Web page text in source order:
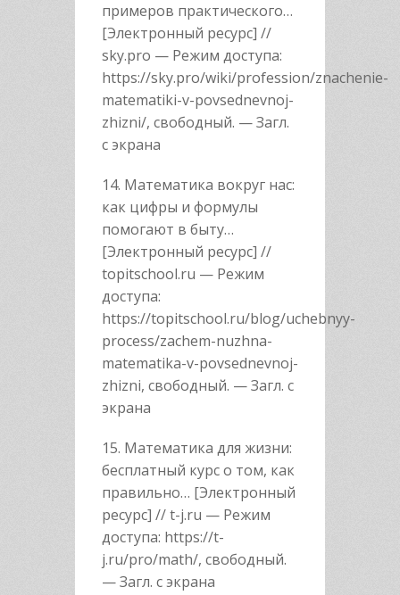
примеров практического…
[Электронный ресурс] //
sky.pro — Режим доступа:
https://sky.pro/wiki/profession/znachenie-
matematiki-v-povsednevnoj-
zhizni/, свободный. — Загл.
с экрана
14. Математика вокруг нас:
как цифры и формулы
помогают в быту…
[Электронный ресурс] //
topitschool.ru — Режим
доступа:
https://topitschool.ru/blog/uchebnyy-
process/zachem-nuzhna-
matematika-v-povsednevnoj-
zhizni, свободный. — Загл. с
экрана
15. Математика для жизни:
бесплатный курс о том, как
правильно… [Электронный
ресурс] // t-j.ru — Режим
доступа: https://t-
j.ru/pro/math/, свободный.
— Загл. с экрана